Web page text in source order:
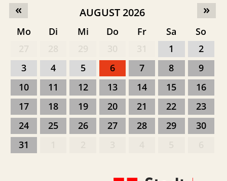
»
« AUGUST 2026
Mo Di Mi Do Fr Sa
So
1
2
3
4 5 6 7 8
9
10
11 12 13 14 15
16
17
18 19 20 21 22
23
24
25 26 27 28 29
30
31